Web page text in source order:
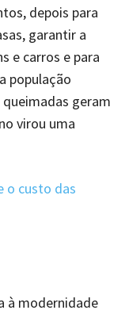
depois para
garantir a
e carros e para
população
geram
virou uma
à modernidade